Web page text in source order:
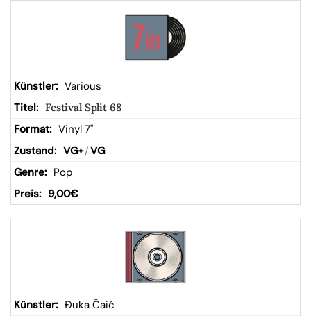
kor
b
Various
Festival Split 68
Vinyl 7"
VG+/VG
Pop
9,00€
Đuka Čaić